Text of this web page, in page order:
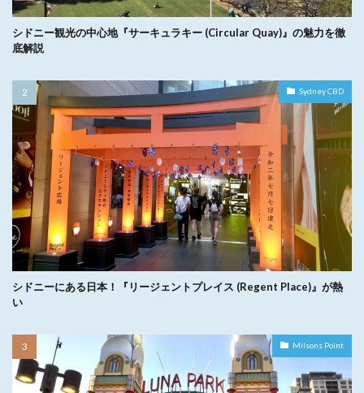
シドニー観光の中心地『サーキュラキー (Circular Quay)』の魅力を徹
底解説
Sydney CBD
シドニーにある日本！『リージェントプレイス (Regent Place)』が熱
い
Milsons Point